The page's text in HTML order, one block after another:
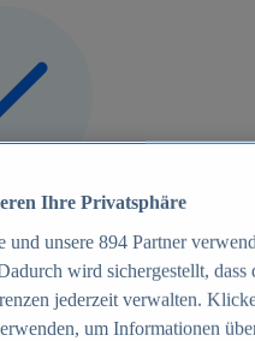
als 39.000 Online-Shops
Ihre Privatsphäre
und unsere 894 Partner
wird sichergestellt,
jederzeit verwalten.
um Informationen